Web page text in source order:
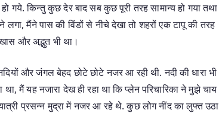
गये. किन्तु कुछ देर बाद सब कुछ पूरी तरह सामान्य हो गया तथा
मैंने पास की विंडों से नीचे देखा तो शहरों एक टापू की तरह
और अद्भुत भी था।
और जंगल बेहद छोटे छोटे नजर आ रही थी. नदी की धारा भी
मैं यह नजारा देख ही रहा था कि प्लेन परिचारिका ने मुझे चाय
प्रसन्न मुद्रा में नजर आ रहे थे. कुछ लोग नींद का लुफ्त उठा